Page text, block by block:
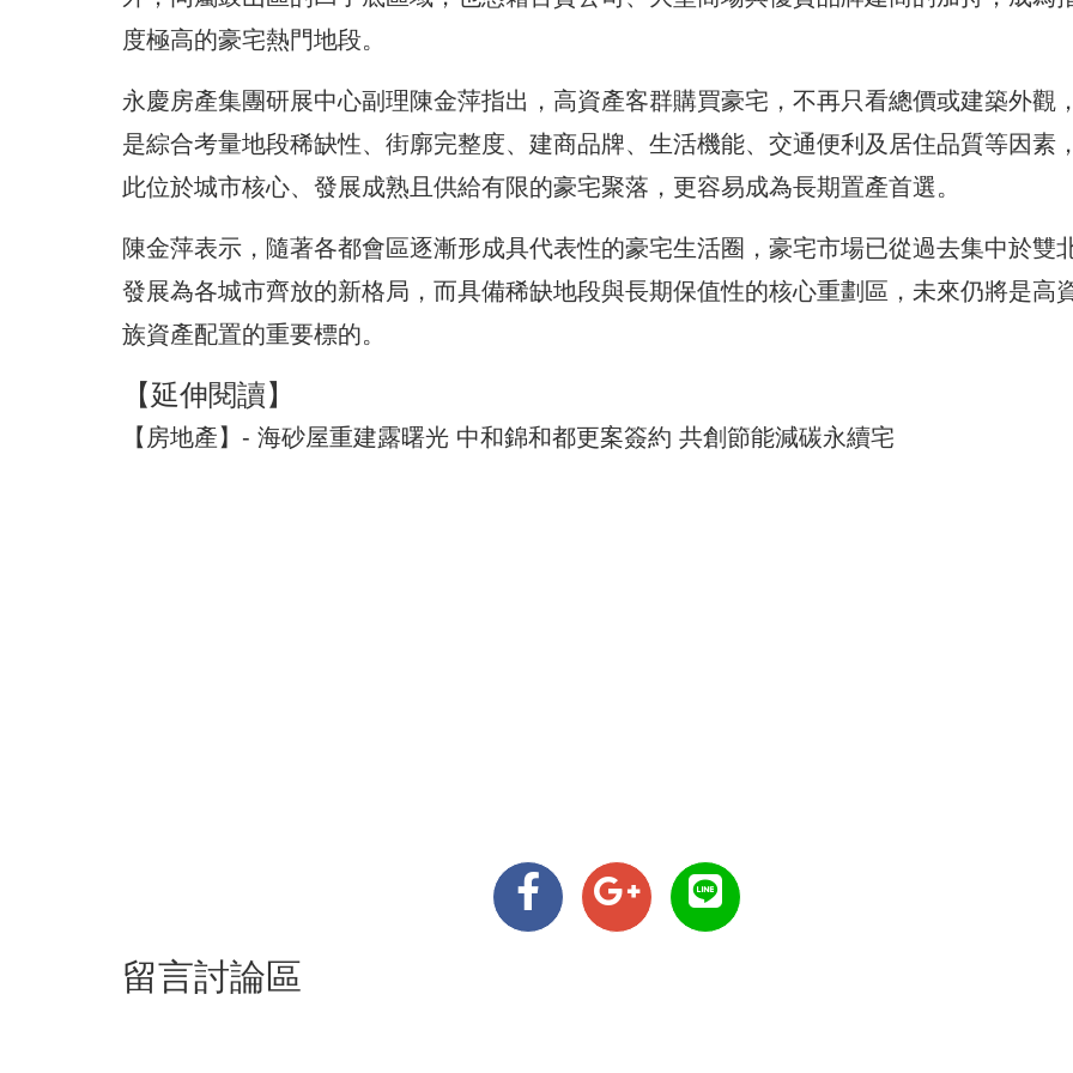
度極高的豪宅熱門地段。
永慶房產集團研展中心副理陳金萍指出，高資產客群購買豪宅，不再只看總價或建築外觀
是綜合考量地段稀缺性、街廓完整度、建商品牌、生活機能、交通便利及居住品質等因素
此位於城市核心、發展成熟且供給有限的豪宅聚落，更容易成為長期置產首選。
陳金萍表示，隨著各都會區逐漸形成具代表性的豪宅生活圈，豪宅市場已從過去集中於雙
發展為各城市齊放的新格局，而具備稀缺地段與長期保值性的核心重劃區，未來仍將是高
族資產配置的重要標的。
【延伸閱讀】
【房地產】- 海砂屋重建露曙光 中和錦和都更案簽約 共創節能減碳永續宅
留言討論區